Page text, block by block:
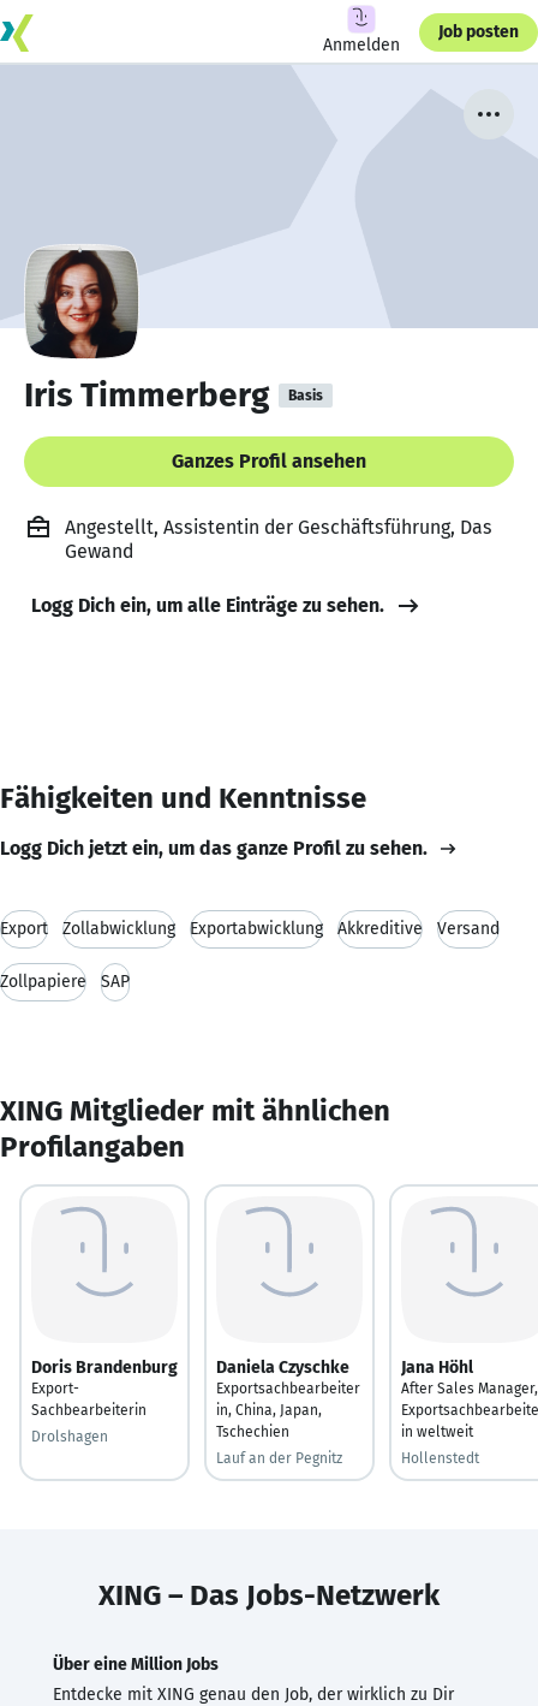
Anmelden
Job posten
Iris Timmerberg Basis
Ganzes Profil ansehen
Angestellt, Assistentin der Geschäftsführung, Das
Gewand
Logg Dich ein, um alle Einträge zu sehen.
Fähigkeiten und Kenntnisse
Logg Dich jetzt ein, um das ganze Profil zu sehen.
Export Zollabwicklung Exportabwicklung Akkreditive Versand
Zollpapiere SAP
XING Mitglieder mit ähnlichen
Profilangaben
Doris Brandenburg
Export-
Sachbearbeiterin
Drolshagen
Daniela Czyschke
Exportsachbearbeiter
in, China, Japan,
Tschechien
Lauf an der Pegnitz
Jana Höhl
After Sales Manager,
in weltweit
Hollenstedt
XING – Das Jobs-Netzwerk
Über eine Million Jobs
Entdecke mit XING genau den Job, der wirklich zu Dir